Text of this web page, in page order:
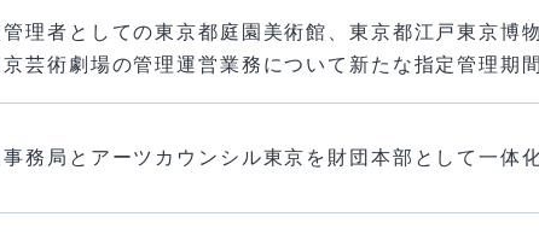
理者としての東京都庭園美術館、東京都江戸東京博
芸術劇場の管理運営業務について新たな指定管理期
事務局とアーツカウンシル東京を財団本部として一体